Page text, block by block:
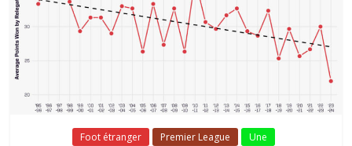
Foot étranger Premier League Une